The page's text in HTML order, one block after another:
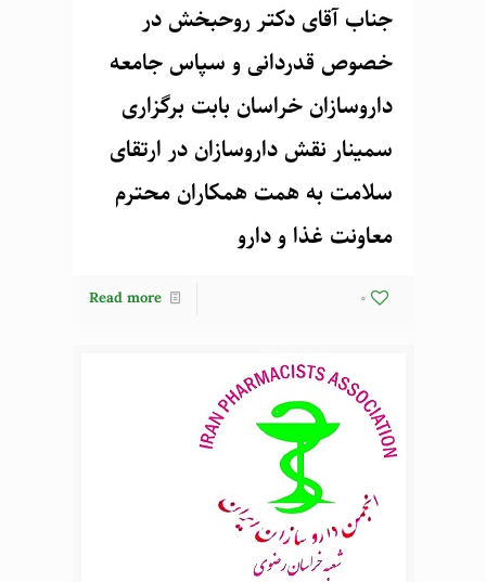
جناب آقای دکتر روحبخش در
خصوص قدردانی و سپاس جامعه
داروسازان خراسان بابت برگزاری
سمینار نقش داروسازان در ارتقای
سلامت به همت همکاران محترم
معاونت غذا و دارو
0
Read more